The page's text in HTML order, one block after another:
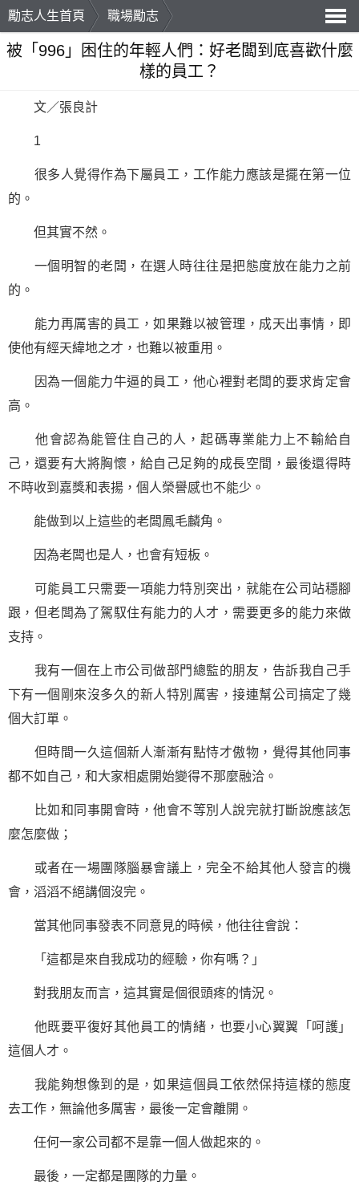
勵志人生首頁
職場勵志
導
被「996」困住的年輕人們：好老闆到底喜歡什麼
樣的員工？
文／張良計
1
很多人覺得作為下屬員工，工作能力應該是擺在第一位
的。
但其實不然。
一個明智的老闆，在選人時往往是把態度放在能力之前
的。
能力再厲害的員工，如果難以被管理，成天出事情，即
使他有經天緯地之才，也難以被重用。
因為一個能力牛逼的員工，他心裡對老闆的要求肯定會
高。
他會認為能管住自己的人，起碼專業能力上不輸給自
己，還要有大將胸懷，給自己足夠的成長空間，最後還得時
不時收到嘉獎和表揚，個人榮譽感也不能少。
能做到以上這些的老闆鳳毛麟角。
因為老闆也是人，也會有短板。
可能員工只需要一項能力特別突出，就能在公司站穩腳
跟，但老闆為了駕馭住有能力的人才，需要更多的能力來做
支持。
我有一個在上市公司做部門總監的朋友，告訴我自己手
下有一個剛來沒多久的新人特別厲害，接連幫公司搞定了幾
個大訂單。
但時間一久這個新人漸漸有點恃才傲物，覺得其他同事
都不如自己，和大家相處開始變得不那麼融洽。
比如和同事開會時，他會不等別人說完就打斷說應該怎
麼怎麼做；
或者在一場團隊腦暴會議上，完全不給其他人發言的機
會，滔滔不絕講個沒完。
當其他同事發表不同意見的時候，他往往會說：
「這都是來自我成功的經驗，你有嗎？」
對我朋友而言，這其實是個很頭疼的情況。
他既要平復好其他員工的情緒，也要小心翼翼「呵護」
這個人才。
我能夠想像到的是，如果這個員工依然保持這樣的態度
去工作，無論他多厲害，最後一定會離開。
任何一家公司都不是靠一個人做起來的。
最後，一定都是團隊的力量。